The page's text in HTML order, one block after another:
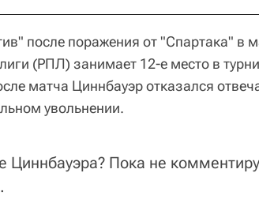
после поражения от "Спартака" в
(РПЛ) занимает 12-е место в
матча Циннбауэр отказался
увольнении.
Циннбауэра? Пока не